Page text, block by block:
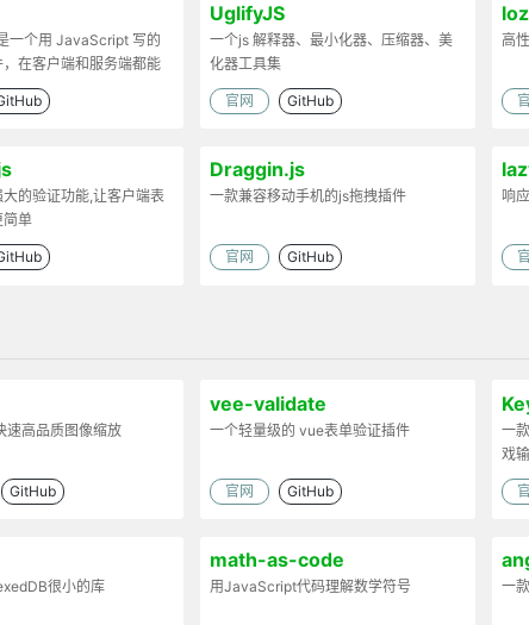
一个用 JavaScript 写的
在客户端和服务端都能
UglifyJS
一个js 解释器、最小化器、压缩器、美
化器工具集
官网 GitHub
高
的验证功能,让客户端表
简单
Draggin.js
一款兼容移动手机的js拖拽插件
官网 GitHub
响
速高品质图像缩放
GitHub
vee-validate
一个轻量级的 vue表单验证插件
官网 GitHub
一
戏
很小的库
math-as-code
用JavaScript代码理解数学符号 一